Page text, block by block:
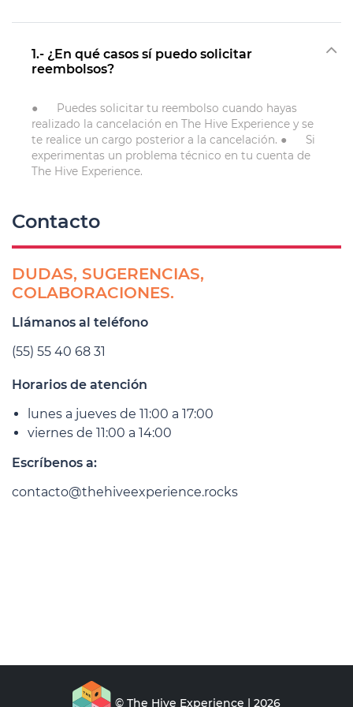
1.- ¿En qué casos sí puedo solicitar
reembolsos?
● Puedes solicitar tu reembolso cuando hayas
realizado la cancelación en The Hive Experience y se
te realice un cargo posterior a la cancelación. ● Si
experimentas un problema técnico en tu cuenta de
The Hive Experience.
Contacto
DUDAS, SUGERENCIAS,
COLABORACIONES.
Llámanos al teléfono
(55) 55 40 68 31
Horarios de atención
lunes a jueves de 11:00 a 17:00
viernes de 11:00 a 14:00
Escríbenos a:
contacto@thehiveexperience.rocks
© The Hive Experience | 2026